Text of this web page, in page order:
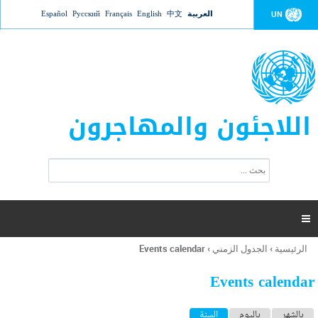
Jump to navigation UN العربية 中文
English
Français
Русский
Español
اللاجئون والمهاجرون
ت
ر
ل
ح
ب

أنت
هنا
الرئيسية › الجدول الزمني ›
Events calendar
Events calendar